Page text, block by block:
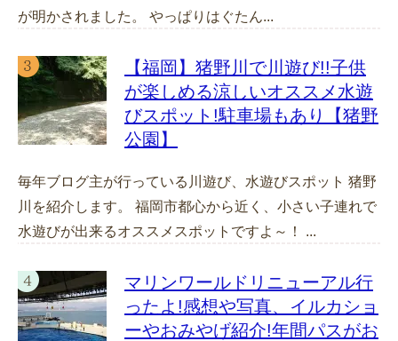
が明かされました。 やっぱりはぐたん...
【福岡】猪野川で川遊び!!子供
が楽しめる涼しいオススメ水遊
びスポット!駐車場もあり【猪野
公園】
毎年ブログ主が行っている川遊び、水遊びスポット 猪野
川を紹介します。 福岡市都心から近く、小さい子連れで
水遊びが出来るオススメスポットですよ～！ ...
マリンワールドリニューアル行
ったよ!感想や写真、イルカショ
ーやおみやげ紹介!年間パスがお